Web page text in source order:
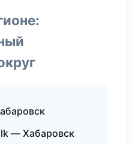
— Хабаровск